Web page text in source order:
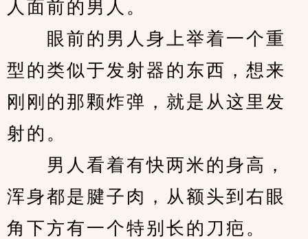
人面前的男人。
眼前的男人身上举着一个重
型的类似于发射器的东西，想来
刚刚的那颗炸弹，就是从这里发
射的。
男人看着有快两米的身高，
浑身都是腱子肉，从额头到右眼
角下方有一个特别长的刀疤。